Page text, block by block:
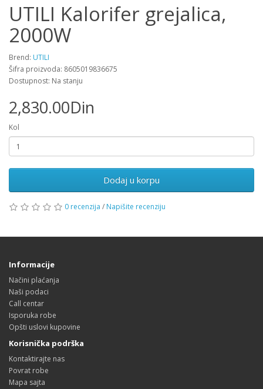
UTILI Kalorifer grejalica,
2000W
Brend: UTILI
Šifra proizvoda: 8605019836675
Dostupnost: Na stanju
2,830.00Din
Kol
Dodaj u korpu
0 recenzija / Napišite recenziju
Informacije
Načini plaćanja
Naši podaci
Call centar
Isporuka robe
Opšti uslovi kupovine
Korisnička podrška
Kontaktirajte nas
Povrat robe
Mapa sajta